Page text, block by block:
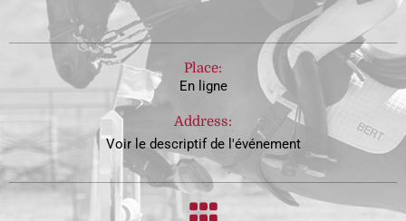
Place:
En ligne
Address:
Voir le descriptif de l'événement